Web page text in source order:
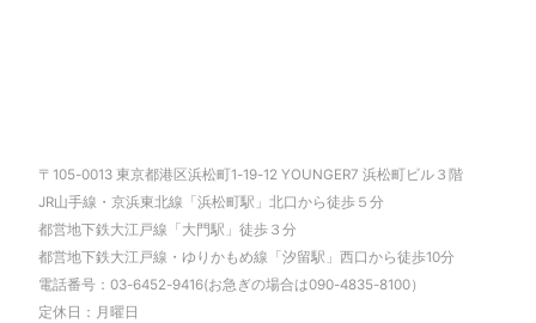
〒105-0013 東京都港区浜松町1-19-12 YOUNGER7 浜松町ビル３階
JR山手線・京浜東北線「浜松町駅」北口から徒歩５分
都営地下鉄大江戸線「大門駅」徒歩３分
都営地下鉄大江戸線・ゆりかもめ線「汐留駅」西口から徒歩10分
電話番号：03-6452-9416(お急ぎの場合は090-4835-8100）
定休日：月曜日